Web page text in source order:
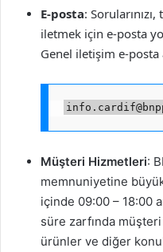
E-posta:
iletmek için e-posta
Genel iletişim e-posta
Müşteri Hizmetleri:
memnuniyetine
içinde 09:00 – 18:00
süre zarfında
ürünler ve diğer